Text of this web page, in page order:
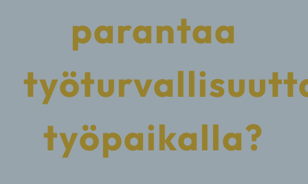
parantaa
työpaikalla?